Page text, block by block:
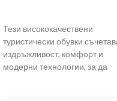
Тези висококачествени
туристически обувки
издръжливост, комфорт и
модерни технологии, за да